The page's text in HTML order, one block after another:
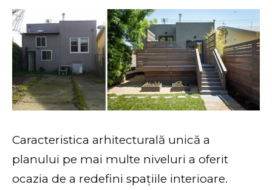
Caracteristica arhitecturală unică a
planului pe mai multe niveluri a oferit
ocazia de a redefini spațiile interioare.